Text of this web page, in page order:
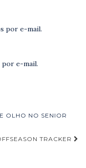
por e-mail.
por e-mail.
OLHO NO SENIOR
TRACKER